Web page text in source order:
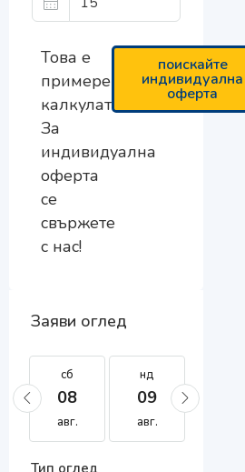
Това е
примерен
калкулатор.
За
индивидуална
оферта
се
свържете
с нас!
поискайте
индивидуална
оферта
Заяви оглед
сб
08
авг.
нд
09
авг.